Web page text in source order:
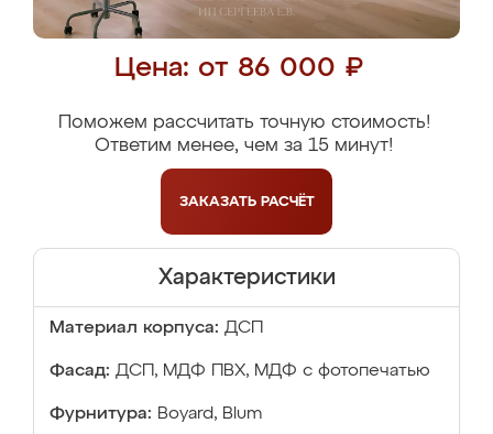
Цена: от 86 000 ₽
Поможем рассчитать точную стоимость!
Ответим менее, чем за 15 минут!
ЗАКАЗАТЬ РАСЧЁТ
Характеристики
Материал корпуса: ДСП
Фасад: ДСП, МДФ ПВХ, МДФ с фотопечатью
Фурнитура: Boyard, Blum